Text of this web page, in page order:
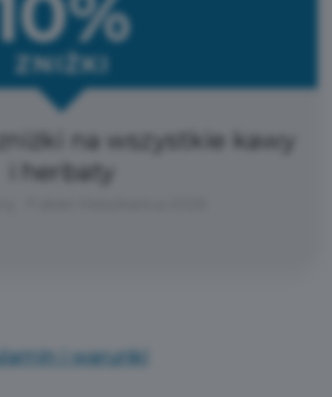
ZNIŻKI
zniżki na wszystkie kawy
i herbaty
i warunki